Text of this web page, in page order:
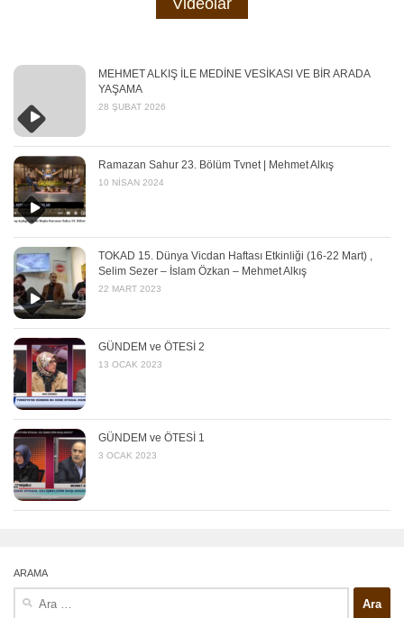
MEHMET ALKIŞ İLE MEDİNE VESİKASI VE BİR ARADA
YAŞAMA
28 ŞUBAT 2026
Ramazan Sahur 23. Bölüm Tvnet | Mehmet Alkış
10 NISAN 2024
TOKAD 15. Dünya Vicdan Haftası Etkinliği (16-22 Mart) ,
Selim Sezer – İslam Özkan – Mehmet Alkış
22 MART 2023
GÜNDEM ve ÖTESİ 2
13 OCAK 2023
GÜNDEM ve ÖTESİ 1
3 OCAK 2023
ARAMA